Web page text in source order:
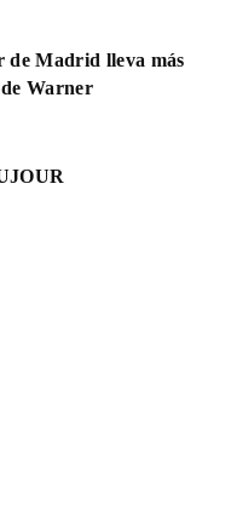
de Madrid lleva más
de Warner